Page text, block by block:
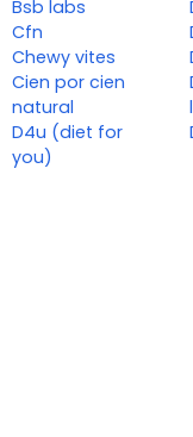
Bsb labs
Cfn
Chewy vites
Cien por cien
natural
D4u (diet for
you)